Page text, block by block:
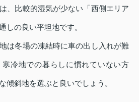
、比較的湿気が少ない「西側エリア
しの良い平坦地です。
は冬場の凍結時に車の出し入れが難
寒冷地での暮らしに慣れていない方
傾斜地を選ぶと良いでしょう。